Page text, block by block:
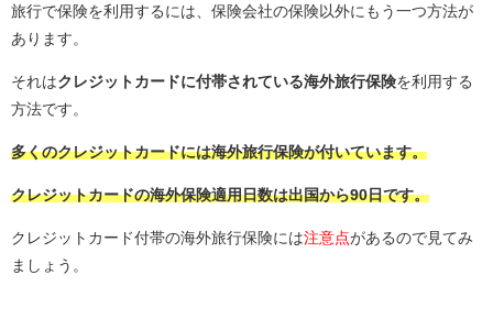
旅行で保険を利用するには、保険会社の保険以外にもう一つ方法が
あります。
それはクレジットカードに付帯されている海外旅行保険を利用する
方法です。
多くのクレジットカードには海外旅行保険が付いています。
クレジットカードの海外保険適用日数は出国から90日です。
クレジットカード付帯の海外旅行保険には注意点があるので見てみ
ましょう。